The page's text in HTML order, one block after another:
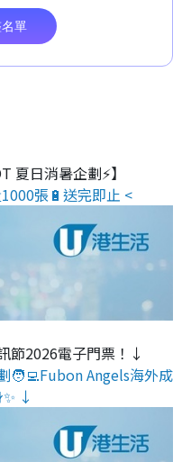
夏日消暑企劃⚡】
張🔋送完即止 <
節2026電子門票！↓
🧑‍💻Fubon Angels海外成
↓